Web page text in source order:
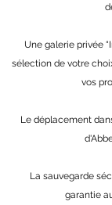
Une galerie privée
sélection de votre
vos
Le déplacement
La sauvegarde
garantie